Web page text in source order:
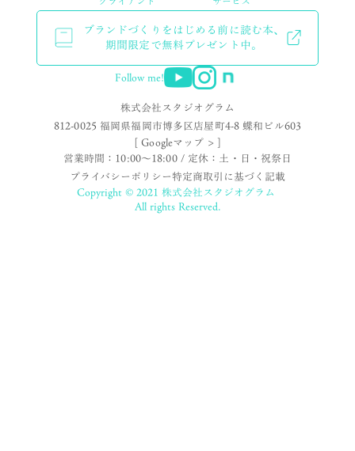
ブランドづくりをはじめる前に読む本、
期間限定で無料プレゼント中。
Follow me!
株式会社スタジオグラム
812-0025 福岡県福岡市博多区店屋町4-8 蝶和ビル603
[ Googleマップ > ]
営業時間：10:00〜18:00 / 定休：土・日・祝祭日
プライバシーポリシー特定商取引に基づく記載
Copyright © 2021 株式会社スタジオグラム
All rights Reserved.